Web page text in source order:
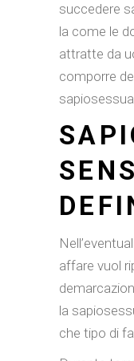
succedere
la come le
attratte da
comporre
affare vuol
la
che tipo di